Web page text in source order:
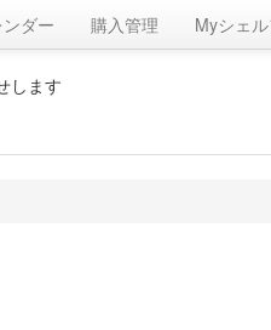
ダー 購入管理 Myシェ
します